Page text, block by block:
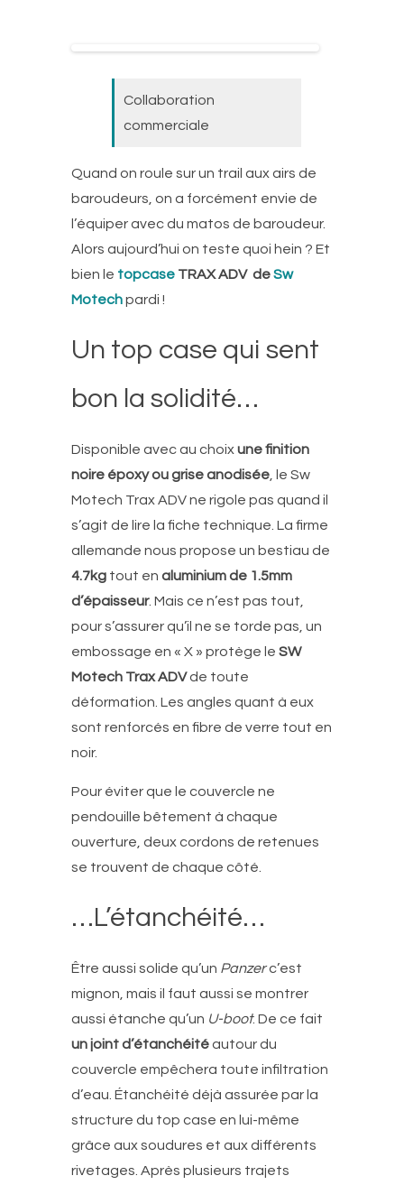
Collaboration
commerciale
Quand on roule sur un trail aux airs de
baroudeurs, on a forcément envie de
l’équiper avec du matos de baroudeur.
Alors aujourd’hui on teste quoi hein ? Et
bien le topcase TRAX ADV deSw
Motechpardi !
Un top case qui sent
bon la solidité…
Disponible avec au choixune finition
noire époxy ou grise anodisée , le Sw
Motech Trax ADV ne rigole pas quand il
s’agit de lire la fiche technique. La firme
allemande nous propose un bestiau de
4.7kg tout en aluminium de 1.5mm
d’épaisseur. Mais ce n’est pas tout,
pour s’assurer qu’il ne se torde pas, un
embossage en « X » protège le SW
Motech Trax ADVde toute
déformation. Les angles quant à eux
sont renforcés en fibre de verre tout en
noir.
Pour éviter que le couvercle ne
pendouille bêtement à chaque
ouverture, deux cordons de retenues
se trouvent de chaque côté.
…L’étanchéité…
Être aussi solide qu’un Panzerc’est
mignon, mais il faut aussi se montrer
aussi étanche qu’un U-boot. De ce fait
un joint d’étanchéitéautour du
couvercle empêchera toute infiltration
d’eau. Étanchéité déjà assurée par la
structure du top case en lui-même
grâce aux soudures et aux différents
rivetages. Après plusieurs trajets